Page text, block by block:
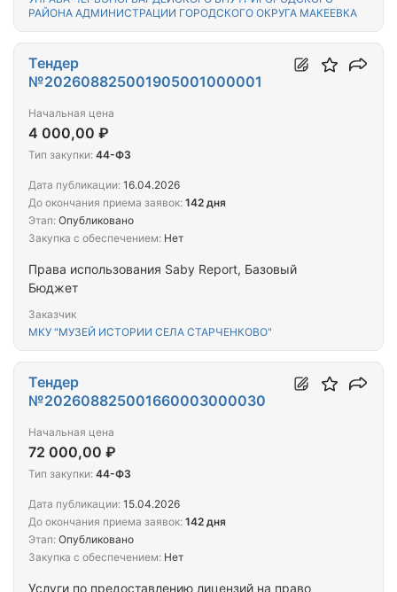
РАЙОНА АДМИНИСТРАЦИИ ГОРОДСКОГО ОКРУГА МАКЕЕВКА
Права использования Saby Report, Базовый
Бюджет
Заказчик
МКУ "МУЗЕЙ ИСТОРИИ СЕЛА СТАРЧЕНКОВО"
Тендер
№202608825001905001000001
Начальная цена
4 000,00 ₽
Тип закупки: 44-ФЗ
Дата публикации: 16.04.2026
До окончания приема заявок: 142 дня
Этап: Опубликовано
Закупка с обеспечением: Нет
Услуги по предоставлению лицензий на право
Тендер
№202608825001660003000030
Начальная цена
72 000,00 ₽
Тип закупки: 44-ФЗ
Дата публикации: 15.04.2026
До окончания приема заявок: 142 дня
Этап: Опубликовано
Закупка с обеспечением: Нет